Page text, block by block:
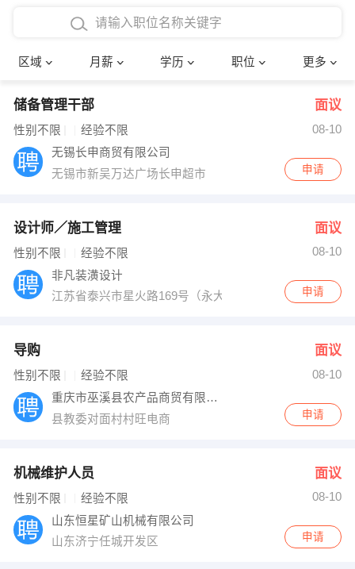
区域 月薪 学历 职位 更多
4000-5000元
8000-12000元
12000-20000元
博士
文员
财务会计
网络IT
快递员
收银员 技术员/工程师
出纳
编辑
跟单
其他职位
确定
储备管理干部 面议
性别不限 经验不限
08-10
无锡长申商贸有限公司
无锡市新吴万达广场长申超市
申请
设计师／施工管理 面议
性别不限 经验不限
08-10
非凡装潢设计
江苏省泰兴市星火路169号（永大怡景园）
申请
导购 面议
性别不限 经验不限
08-10
重庆市巫溪县农产品商贸有限公司
县教委对面村村旺电商
申请
机械维护人员 面议
性别不限 经验不限
08-10
山东恒星矿山机械有限公司
山东济宁任城开发区
申请